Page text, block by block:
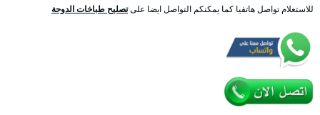
للاستعلام تواصل هاتفيا كما يمكنكم التواصل ايضا علىتصليح طباخات الدوحة